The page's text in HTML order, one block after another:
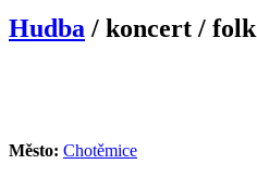
Hudba / koncert / folk
Město: Chotěmice